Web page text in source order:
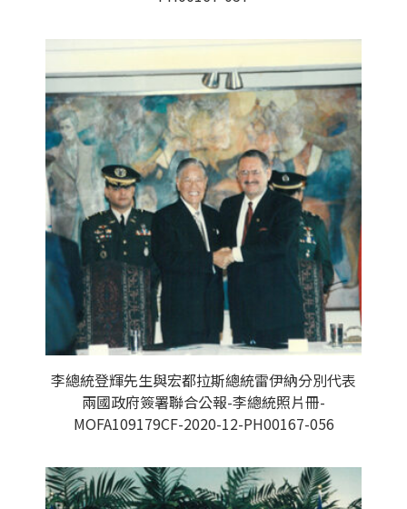
李總統登輝先生與宏都拉斯總統雷伊納分別代表
兩國政府簽署聯合公報-李總統照片冊-
MOFA109179CF-2020-12-PH00167-056